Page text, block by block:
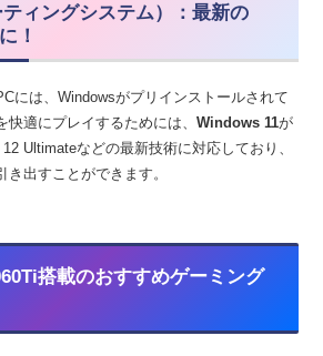
ィングシステム）：最新の
！
には、Windowsがプリインストールされて
適にプレイするためには、 Windows 11が
Ultimateなどの最新技術に対応しており、
出すことができます。
搭載のおすすめゲーミング